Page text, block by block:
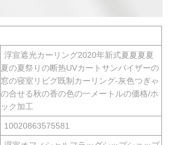
浮宣遮光カーリング2020年新式夏夏夏夏
夏の夏祭りの断热UVカートサンバイザーの
窓の寝室リビグ既制カーリング-灰色つぎゃ
の合せる秋の香の色の一メートルの価格/ホ
ック加工
10020863575581